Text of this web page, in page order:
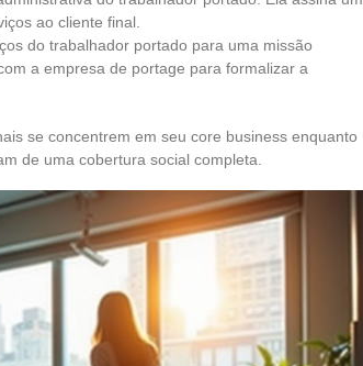
ao cliente final.
do trabalhador portado para uma missão
a empresa de portage para formalizar a
se concentrem em seu core business enquanto
de uma cobertura social completa.